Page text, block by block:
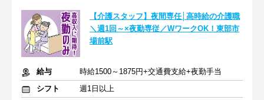
【介護スタッフ】夜間専任│高時給の介護職
＼週1回～×夜勤専従／WワークOK！東部市
場前駅
給与
時給1500～1875円+交通費支給+夜勤手当
シフト
週1日以上